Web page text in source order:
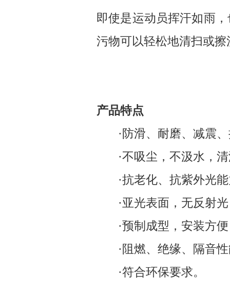
即使是运动员挥汗如雨
污物可以轻松地清扫或擦
产品特点
·防滑、耐磨、减震、
·不吸尘，不汲水，
·抗老化、抗紫外光
·亚光表面，无反射
·预制成型，安
· 阻燃、绝缘、隔音
·符合环保要求。